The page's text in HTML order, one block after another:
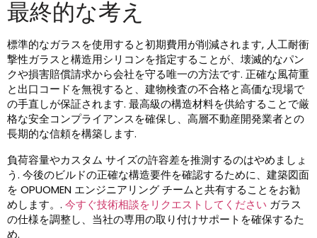
最終的な考え
標準的なガラスを使用すると初期費用が削減されます, 人工耐衝
撃性ガラスと構造用シリコンを指定することが、壊滅的なパン
クや損害賠償請求から会社を守る唯一の方法です. 正確な風荷重
と出口コードを無視すると、建物検査の不合格と高価な現場で
の手直しが保証されます. 最高級の構造材料を供給することで厳
格な安全コンプライアンスを確保し、高層不動産開発業者との
長期的な信頼を構築します.
負荷容量やカスタム サイズの許容差を推測するのはやめましょ
う. 今後のビルドの正確な構造要件を確認するために、建築図面
を OPUOMEN エンジニアリング チームと共有することをお勧
めします。. 今すぐ技術相談をリクエストしてください ガラス
の仕様を調整し、当社の専用の取り付けサポートを確保するた
め.